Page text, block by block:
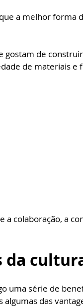
a melhor forma
gostam de
de materiais e
a colaboração, a
da
uma série de
algumas das